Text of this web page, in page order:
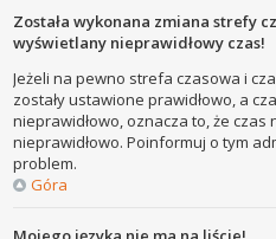
Została wykonana zmiana strefy
wyświetlany nieprawidłowy czas!
Jeżeli na pewno strefa czasowa i
zostały ustawione prawidłowo, a
nieprawidłowo, oznacza to, że
nieprawidłowo. Poinformuj o tym
problem.
Góra